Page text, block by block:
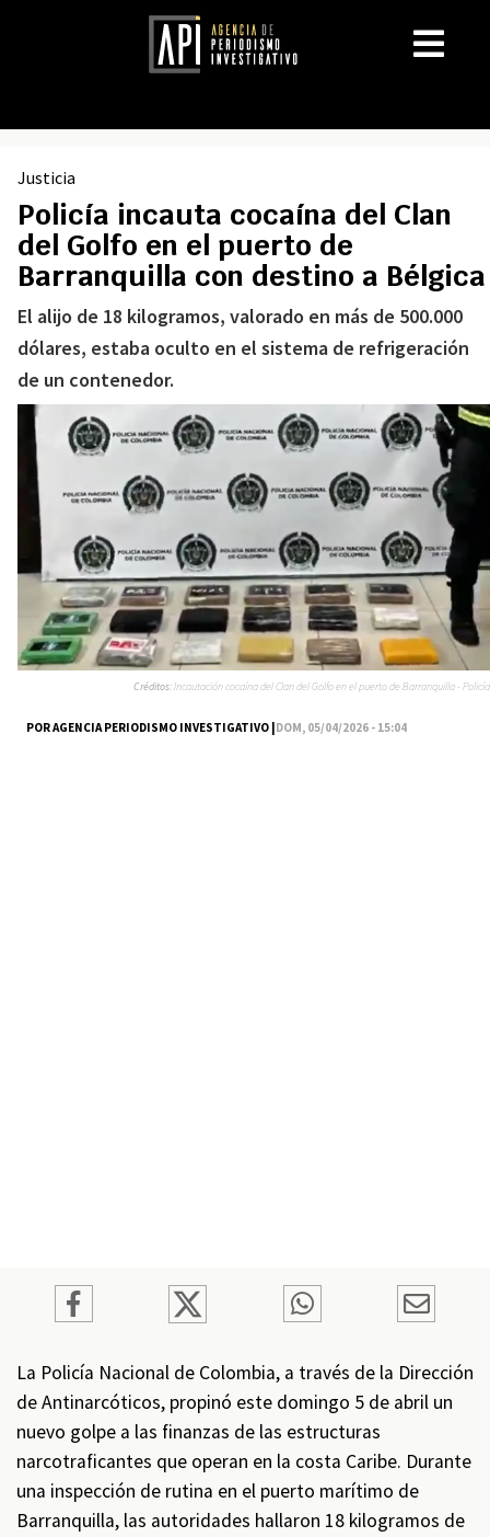
Justicia
Policía incauta cocaína del Clan
del Golfo en el puerto de
Barranquilla con destino a Bélgica
El alijo de 18 kilogramos, valorado en más de 500.000
dólares, estaba oculto en el sistema de refrigeración
de un contenedor.
POR AGENCIA PERIODISMO INVESTIGATIVO |DOM, 05/04/2026 - 15:04
Créditos:Incautación cocaína del Clan del Golfo en el puerto de Barranquilla - Policía
La Policía Nacional de Colombia, a través de la Dirección
de Antinarcóticos, propinó este domingo 5 de abril un
nuevo golpe a las finanzas de las estructuras
narcotraficantes que operan en la costa Caribe. Durante
una inspección de rutina en el puerto marítimo de
Barranquilla, las autoridades hallaron 18 kilogramos de